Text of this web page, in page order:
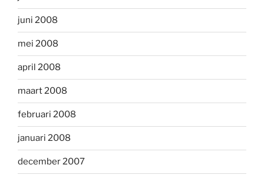
juni 2008
mei 2008
april 2008
maart 2008
februari 2008
januari 2008
december 2007